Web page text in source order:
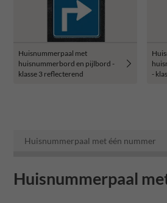
Huisnummerpaal met
huisnummerbord en pijlbord -
klasse 3 reflecterend
-
Huisnummerpaal met één nummer
Huisnummerpaal